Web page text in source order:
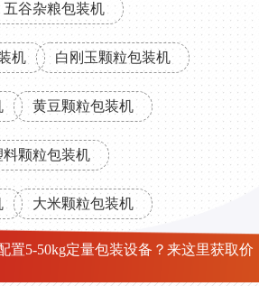
五谷杂粮包装机
机 白刚玉颗粒包装机
黄豆颗粒包装机
料颗粒包装机
大米颗粒包装机
置5-50kg定量包装设备？来这里获取价
设备？
优势？